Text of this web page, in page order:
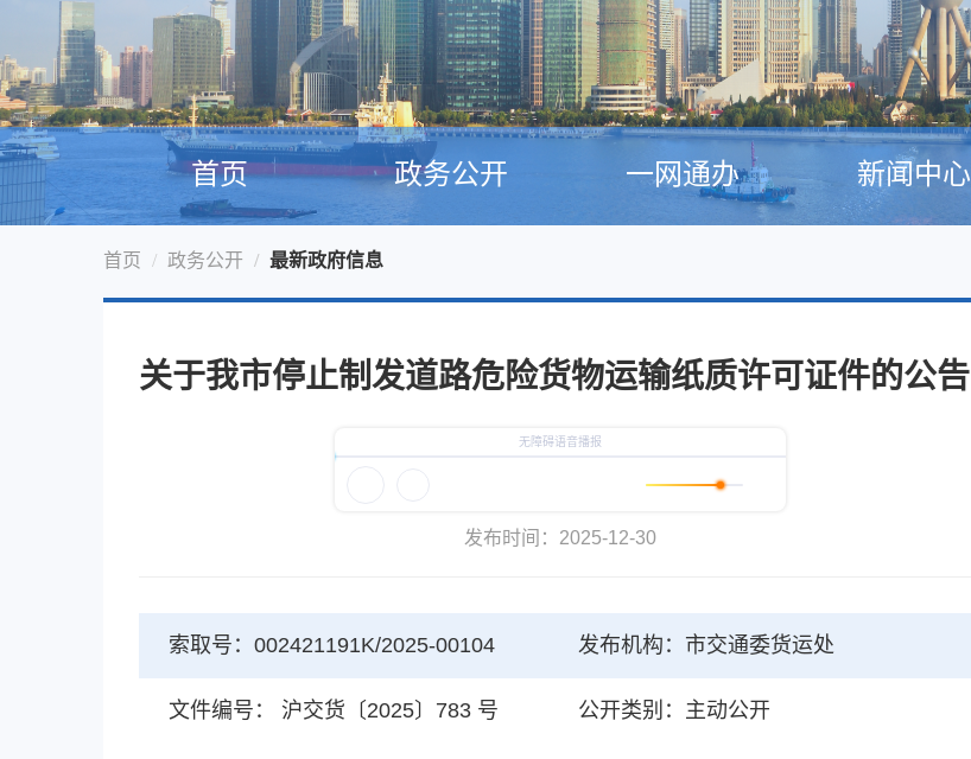
首页 政务公开 一网通办 新闻中心
首页 政务公开 最新政府信息
关于我市停止制发道路危险货物运输纸质许可证件的公告
发布时间：2025-12-30
索取号：002421191K/2025-00104 发布机构：市交通委货运处
文件编号： 沪交货〔2025〕783 号 公开类别：主动公开